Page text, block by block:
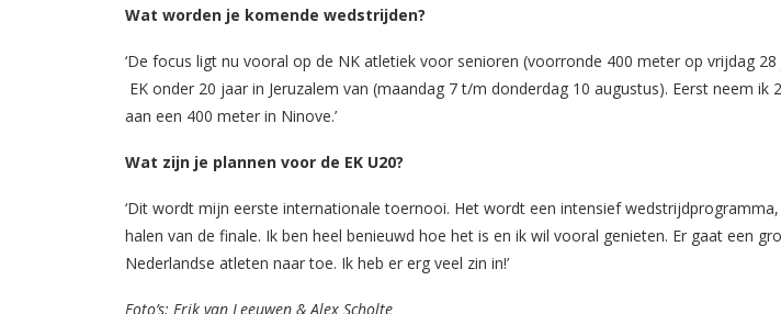
Wat worden je komende wedstrijden?
‘De focus ligt nu vooral op de NK atletiek voor senioren (voorronde 400 meter op vrijdag
EK onder 20 jaar in Jeruzalem van (maandag 7 t/m donderdag 10 augustus). Eerst neem ik
aan een 400 meter in Ninove.’
Wat zijn je plannen voor de EK U20?
‘Dit wordt mijn eerste internationale toernooi. Het wordt een intensief
halen van de finale. Ik ben heel benieuwd hoe het is en ik wil vooral genieten. Er gaat een
Nederlandse atleten naar toe. Ik heb er erg veel zin in!’
Foto’s: Erik van Leeuwen & Alex Scholte